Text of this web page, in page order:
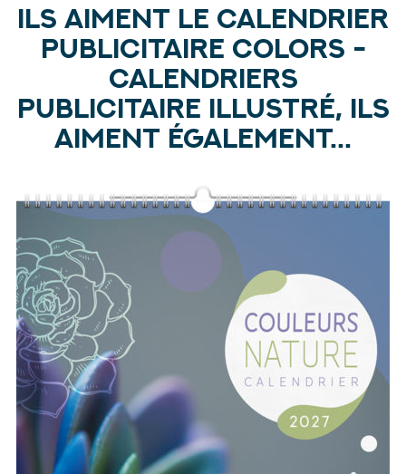
Ils aiment le calendrier
publicitaire Colors -
Calendriers
publicitaire illustré, ils
aiment également...